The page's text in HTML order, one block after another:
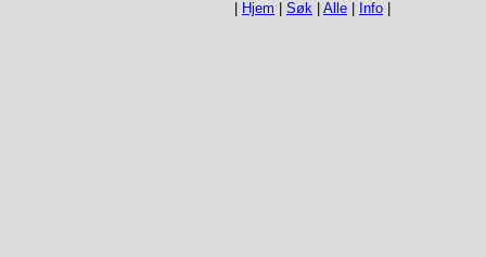
Hjem Søk Alle Info